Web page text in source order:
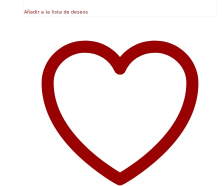
Añadir a la lista de deseos